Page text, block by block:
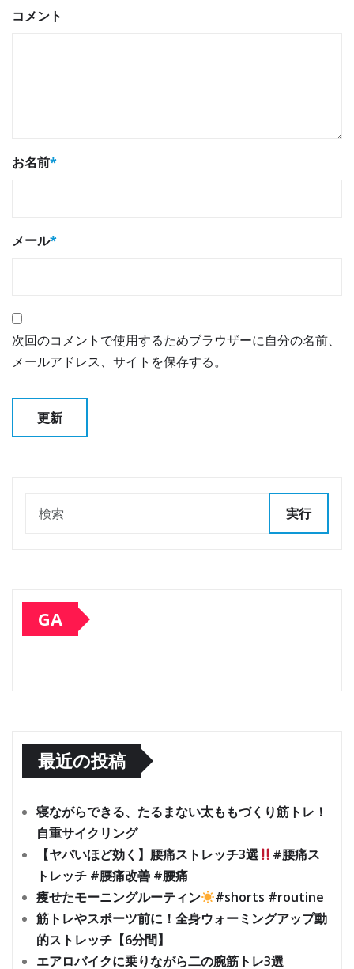
コメント
お名前*
メール*
次回のコメントで使用するためブラウザーに自分の名前、
メールアドレス、サイトを保存する。
実行
GA
最近の投稿
寝ながらできる、たるまない太ももづくり筋トレ！
自重サイクリング
【ヤバいほど効く】腰痛ストレッチ3選
#腰痛ス
トレッチ #腰痛改善 #腰痛
痩せたモーニングルーティン
#shorts #routine
筋トレやスポーツ前に！全身ウォーミングアップ動
的ストレッチ【6分間】
エアロバイクに乗りながら二の腕筋トレ3選